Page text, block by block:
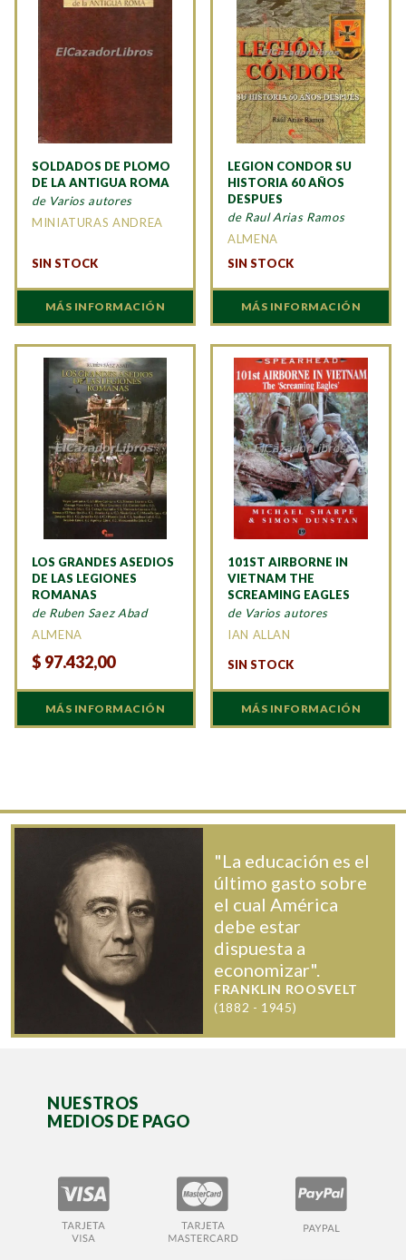
SOLDADOS DE PLOMO
DE LA ANTIGUA ROMA
de Varios autores
MINIATURAS ANDREA
SIN STOCK
MÁS INFORMACIÓN
LEGION CONDOR SU
HISTORIA 60 AÑOS
DESPUES
de Raul Arias Ramos
ALMENA
SIN STOCK
MÁS INFORMACIÓN
LOS GRANDES ASEDIOS
DE LAS LEGIONES
ROMANAS
de Ruben Saez Abad
ALMENA
$ 97.432,00
MÁS INFORMACIÓN
101ST AIRBORNE IN
VIETNAM THE
SCREAMING EAGLES
de Varios autores
IAN ALLAN
SIN STOCK
MÁS INFORMACIÓN
"La educación es el
último gasto sobre
el cual América
debe estar
dispuesta a
economizar".
FRANKLIN ROOSVELT
(1882 - 1945)
NUESTROS
MEDIOS DE PAGO